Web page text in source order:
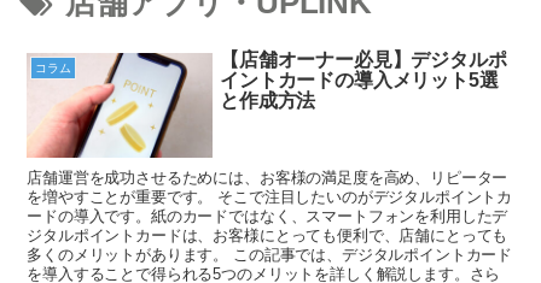
コラム
【店舗オーナー必見】デジタルポ
イントカードの導入メリット5選
と作成方法
店舗運営を成功させるためには、お客様の満足度を高め、リピーター
を増やすことが重要です。 そこで注目したいのがデジタルポイントカ
ードの導入です。紙のカードではなく、スマートフォンを利用したデ
ジタルポイントカードは、お客様にとっても便利で、店舗にとっても
多くのメリットがあります。 この記事では、デジタルポイントカード
を導入することで得られる5つのメリットを詳しく解説します。さら